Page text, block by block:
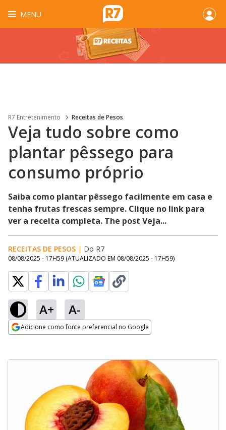
MENU
R7 Entretenimento Receitas de Pesos
Veja tudo sobre como
plantar pêssego para
consumo próprio
Saiba como plantar pêssego facilmente em casa e
tenha frutas frescas sempre. Clique no link para
ver a receita completa. The post Veja...
RECEITAS DE PESOS | Do R7
08/08/2025 - 17H59 (ATUALIZADO EM 08/08/2025 - 17H59)
A+ A-
Adicione como fonte preferencial no Google